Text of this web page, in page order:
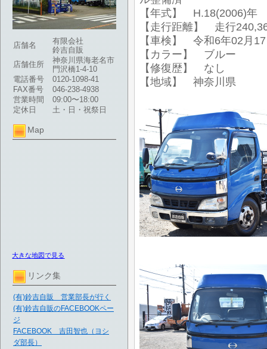
店舗名
有限会社
鈴吉自販
店舗住所
神奈川県海老名市
門沢橋1-4-10
電話番号
0120-1098-41
FAX番号
046-238-4938
営業時間
09:00〜18:00
定休日
土・日・祝祭日
Map
大きな地図で見る
リンク集
(有)鈴吉自販 営業部長が行く
(有)鈴吉自販のFACEBOOKペー
ジ
FACEBOOK 吉田智也（ヨシ
ダ部長）
【年式】 H.18(2006)年
【走行距離】 走行
【車検】 令和6年02月
【カラー】 ブルー
【修復歴】 なし
【地域】 神奈川県